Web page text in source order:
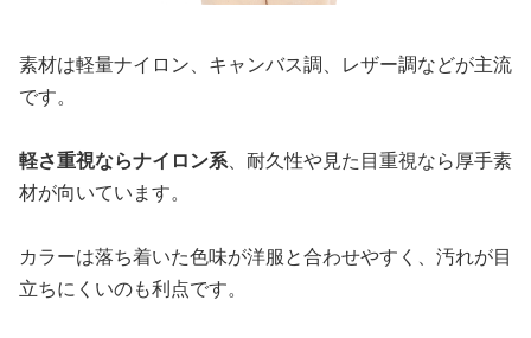
素材は軽量ナイロン、キャンバス調、レザー調などが主流
です。
軽さ重視ならナイロン系、耐久性や見た目重視なら厚手素
材が向いています。
カラーは落ち着いた色味が洋服と合わせやすく、汚れが目
立ちにくいのも利点です。